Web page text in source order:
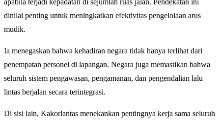
dinilai penting untuk meningkatkan efektivitas pengelolaan arus
mudik.
Ia menegaskan bahwa kehadiran negara tidak hanya terlihat dari
penempatan personel di lapangan. Negara juga memastikan bahwa
seluruh sistem pengawasan, pengamanan, dan pengendalian lalu
lintas berjalan secara terintegrasi.
Di sisi lain, Kakorlantas menekankan pentingnya kerja sama seluruh